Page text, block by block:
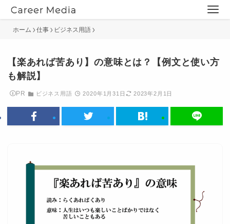
ホーム 仕事 ビジネス用語
【楽あれば苦あり】の意味とは？【例文と使い方
も解説】
PR ビジネス用語 2020年1月31日 2023年2月1日